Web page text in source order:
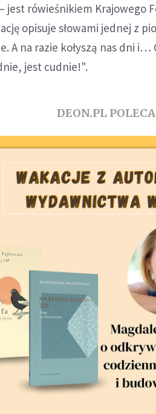
jest rówieśnikiem Krajowego
opisuje słowami jednej z
A na razie kołyszą nas dni
jest cudnie!".
DEON.PL POLECA